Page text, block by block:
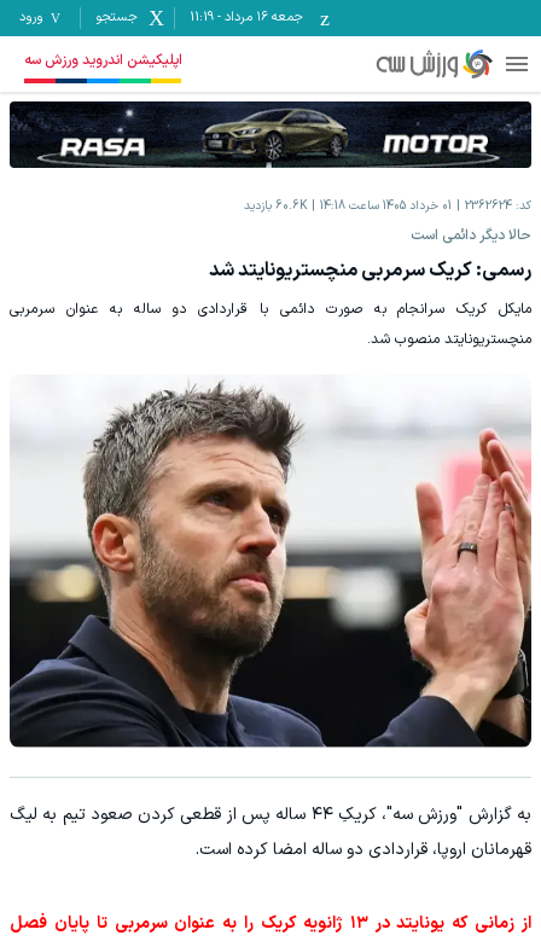
جمعه ۱۶ مرداد -
11:19 جستجو ورود
اپلیکیشن اندروید ورزش سه
کد: 2362624 01 خرداد 1405 ساعت 14:18 60.6K بازدید
حالا دیگر دائمی است
رسمی: کریک سرمربی منچستریونایتد شد
مایکل کریک سرانجام به صورت دائمی با قراردادی دو ساله به عنوان سرمربی
منچستریونایتد منصوب شد.
به گزارش "ورزش سه"، کریکِ ۴۴ ساله پس از قطعی کردن صعود تیم به لیگ
قهرمانان اروپا، قراردادی دو ساله امضا کرده است.
از زمانی که یونایتد در ۱۳ ژانویه کریک را به عنوان سرمربی تا پایان فصل